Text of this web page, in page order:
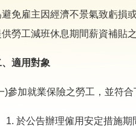
避免雇主因經濟不景氣致虧損
勞工減班休息期間薪資補貼
、適用對象
)參加就業保險之勞工，並符合
於公告辦理僱用安定措施期